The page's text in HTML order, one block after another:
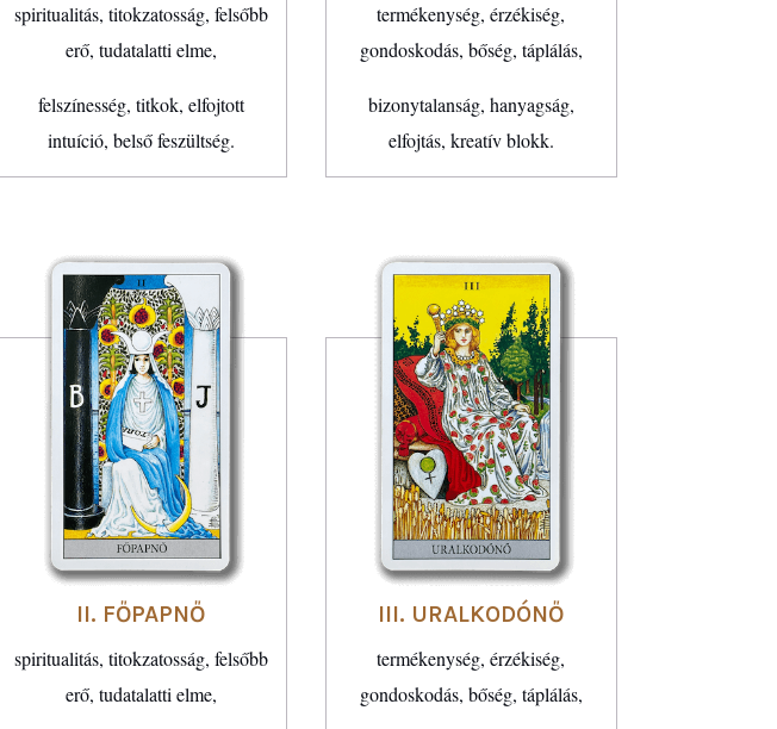
spiritualitás, titokzatosság, felsőbb
erő, tudatalatti elme,
felszínesség, titkok, elfojtott
intuíció, belső feszültség.
termékenység, érzékiség,
gondoskodás, bőség, táplálás,
bizonytalanság, hanyagság,
elfojtás, kreatív blokk.
II. FŐPAPNŐ
spiritualitás, titokzatosság, felsőbb
erő, tudatalatti elme,
III. URALKODÓNŐ
termékenység, érzékiség,
gondoskodás, bőség, táplálás,